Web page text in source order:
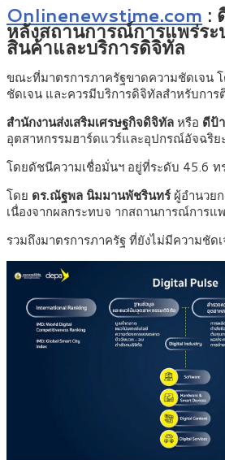
Onlinenewstime.com :
หลังสถานการณ์การแพร่ร
สินค้าและบริการดิจิทัล
ขณะที่มาตรการภาครัฐขาดความชัดเจน
ชัดเจน และควรมีบริการดิจิทัลสำหรับกา
สำนักงานส่งเสริมเศรษฐกิจดิจิทัลหรือ ดีป้า
อุตสาหกรรมฮาร์ดแวร์และอุปกรณ์อัจฉริ
โดยดัชนีความเชื่อมั่นฯ อยู่ที่ระดับ 45.6 ท
โดย ดร.ณัฐพล นิมมานพัชรินทร์ผู้อำนวย
เนื่องจากผลกระทบจ ากสถานการณ์การ
รวมถึงมาตรการภาครัฐ ที่ยังไม่มีความชั